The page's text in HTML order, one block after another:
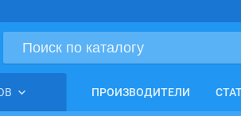
ПРОИЗВОДИТЕЛИ